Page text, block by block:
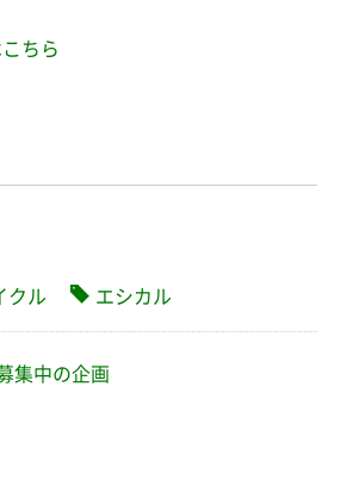
ちら
クル エシカル
集中の企画